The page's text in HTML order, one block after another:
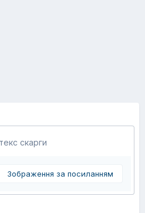
скарги
Зображення за посиланням